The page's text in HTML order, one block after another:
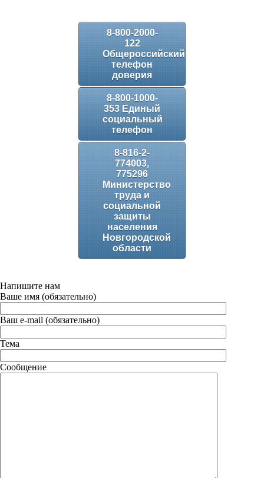
8-800-2000-
122
Общероссийский
телефон
доверия
8-800-1000-
353 Единый
социальный
телефон
8-816-2-
774003,
775296
Министерство
труда и
социальной
защиты
населения
Новгородской
области
Напишите нам
Ваше имя (обязательно)
Ваш e-mail (обязательно)
Тема
Сообщение